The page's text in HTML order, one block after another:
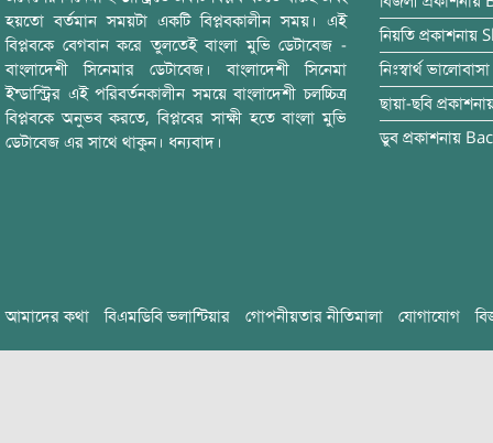
হয়তো বর্তমান সময়টা একটি বিপ্লবকালীন সময়। এই
বিপ্লবকে বেগবান করে তুলতেই বাংলা মুভি ডেটাবেজ -
বাংলাদেশী সিনেমার ডেটাবেজ। বাংলাদেশী সিনেমা
ইন্ডাস্ট্রির এই পরিবর্তনকালীন সময়ে বাংলাদেশী চলচ্চিত্র
বিপ্লবকে অনুভব করতে, বিপ্লবের সাক্ষী হতে বাংলা মুভি
ডেটাবেজ এর সাথে থাকুন। ধন্যবাদ।
নিয়তি প্রকাশনায়
নিঃস্বার্থ ভালোবাসা
ছায়া-ছবি
ডুব প্রকাশনায়
আমাদের কথা বিএমডিবি ভলান্টিয়ার গোপনীয়তার নীতিমালা যোগাযোগ